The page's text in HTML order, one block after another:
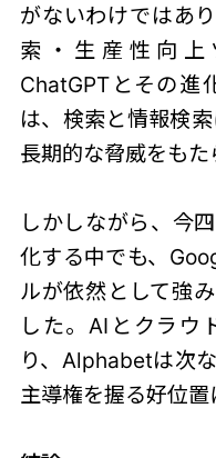
がないわけではあ
索・生産性向上
ChatGPTとその進
は、検索と情報検
長期的な脅威をもた
しかしながら、今
化する中でも、
ルが依然として強
した。AIとクラウ
り、Alphabetは次
主導権を握る好位置